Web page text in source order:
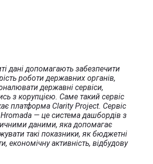
дані допомагають забезпечити
роботи державних органів,
державні сервіси,
з корупцією. Саме такий сервіс
платформа Clarity Project. Сервіс
— це система дашбордів з
даними, яка допомагає
такі показники, як бюджетні
економічну активність, відбудову